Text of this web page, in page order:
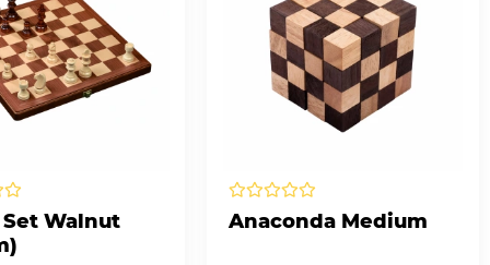
Set Walnut
Anaconda Medium